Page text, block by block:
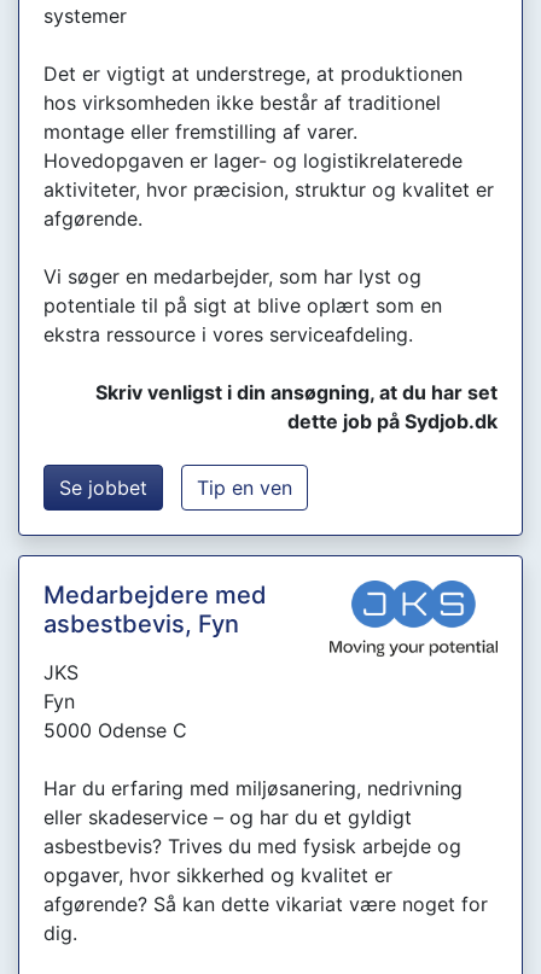
systemer
Det er vigtigt at understrege, at produktionen
hos virksomheden ikke består af traditionel
montage eller fremstilling af varer.
Hovedopgaven er lager- og logistikrelaterede
aktiviteter, hvor præcision, struktur og kvalitet er
afgørende.
Vi søger en medarbejder, som har lyst og
potentiale til på sigt at blive oplært som en
ekstra ressource i vores serviceafdeling.
Skriv venligst i din ansøgning, at du har set
dette job på Sydjob.dk
Se jobbet Tip en ven
Medarbejdere med
asbestbevis, Fyn
JKS
Fyn
5000 Odense C
Har du erfaring med miljøsanering, nedrivning
eller skadeservice – og har du et gyldigt
asbestbevis? Trives du med fysisk arbejde og
opgaver, hvor sikkerhed og kvalitet er
afgørende? Så kan dette vikariat være noget for
dig.